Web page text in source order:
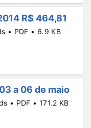
R$ 464,81
• PDF • 6.9 KB
a 06 de maio
• PDF • 171.2 KB